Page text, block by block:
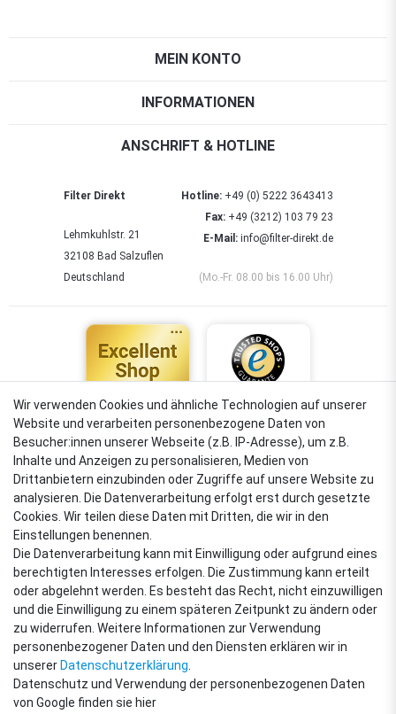
MEIN KONTO
INFORMATIONEN
ANSCHRIFT & HOTLINE
Filter Direkt
Lehmkuhlstr. 21
32108 Bad Salzuflen
Deutschland
Hotline:+49 (0) 5222 3643413
Fax:+49 (3212) 103 79 23
E-Mail:info@filter-direkt.de
(Mo.-Fr. 08.00 bis 16.00 Uhr)
4,88
Sehr gut
VERSANDARTEN
ZAHLUNGSARTEN
Wir verwenden Cookies und ähnliche Technologien auf unserer
Website und verarbeiten personenbezogene Daten von
Besucher:innen unserer Webseite (z.B. IP-Adresse), um z.B.
Inhalte und Anzeigen zu personalisieren, Medien von
Drittanbietern einzubinden oder Zugriffe auf unsere Website zu
analysieren. Die Datenverarbeitung erfolgt erst durch gesetzte
Cookies. Wir teilen diese Daten mit Dritten, die wir in den
Einstellungen benennen.
Die Datenverarbeitung kann mit Einwilligung oder aufgrund eines
berechtigten Interesses erfolgen. Die Zustimmung kann erteilt
oder abgelehnt werden. Es besteht das Recht, nicht einzuwilligen
und die Einwilligung zu einem späteren Zeitpunkt zu ändern oder
zu widerrufen. Weitere Informationen zur Verwendung
personenbezogener Daten und den Diensten erklären wir in
unserer Daten­schutz­erklärung
Datenschutz und Verwendung der personenbezogenen Daten
von Google finden sie hier